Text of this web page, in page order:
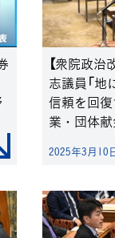
【衆院政治
志議員「
信頼を回
業・団体献
2025年3月10